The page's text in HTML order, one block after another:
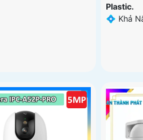
Plastic.
️💠 Khả